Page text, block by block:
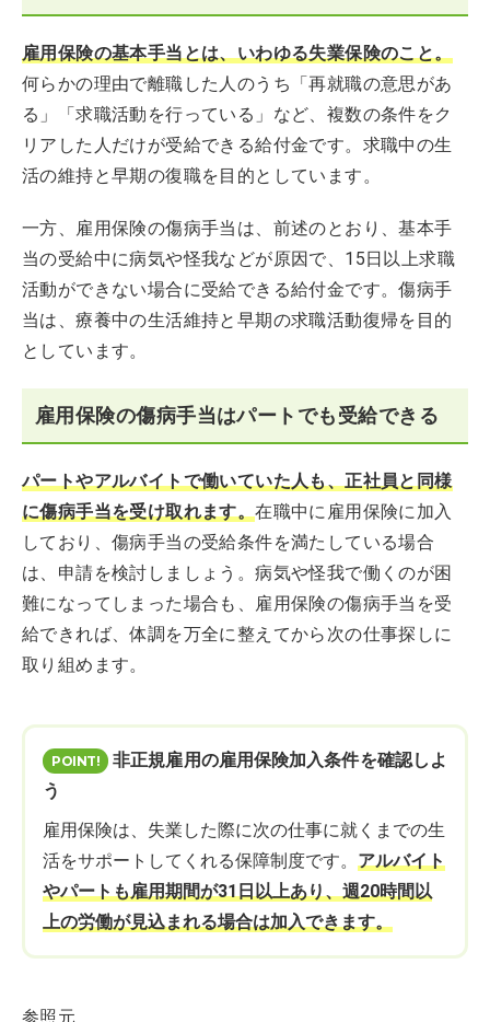
雇用保険の基本手当とは、いわゆる失業保険のこと。
何らかの理由で離職した人のうち「再就職の意思があ
る」「求職活動を行っている」など、複数の条件をク
リアした人だけが受給できる給付金です。求職中の生
活の維持と早期の復職を目的としています。
一方、雇用保険の傷病手当は、前述のとおり、基本手
当の受給中に病気や怪我などが原因で、15日以上求職
活動ができない場合に受給できる給付金です。傷病手
当は、療養中の生活維持と早期の求職活動復帰を目的
としています。
雇用保険の傷病手当はパートでも受給できる
パートやアルバイトで働いていた人も、正社員と同様
に傷病手当を受け取れます。在職中に雇用保険に加入
しており、傷病手当の受給条件を満たしている場合
は、申請を検討しましょう。病気や怪我で働くのが困
難になってしまった場合も、雇用保険の傷病手当を受
給できれば、体調を万全に整えてから次の仕事探しに
取り組めます。
非正規雇用の雇用保険加入条件を確認しよ
う
雇用保険は、失業した際に次の仕事に就くまでの生
活をサポートしてくれる保障制度です。 アルバイト
やパートも雇用期間が31日以上あり、週20時間以
上の労働が見込まれる場合は加入できます。
参照元